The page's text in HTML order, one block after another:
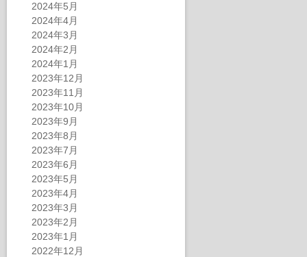
2024年5月
2024年4月
2024年3月
2024年2月
2024年1月
2023年12月
2023年11月
2023年10月
2023年9月
2023年8月
2023年7月
2023年6月
2023年5月
2023年4月
2023年3月
2023年2月
2023年1月
2022年12月